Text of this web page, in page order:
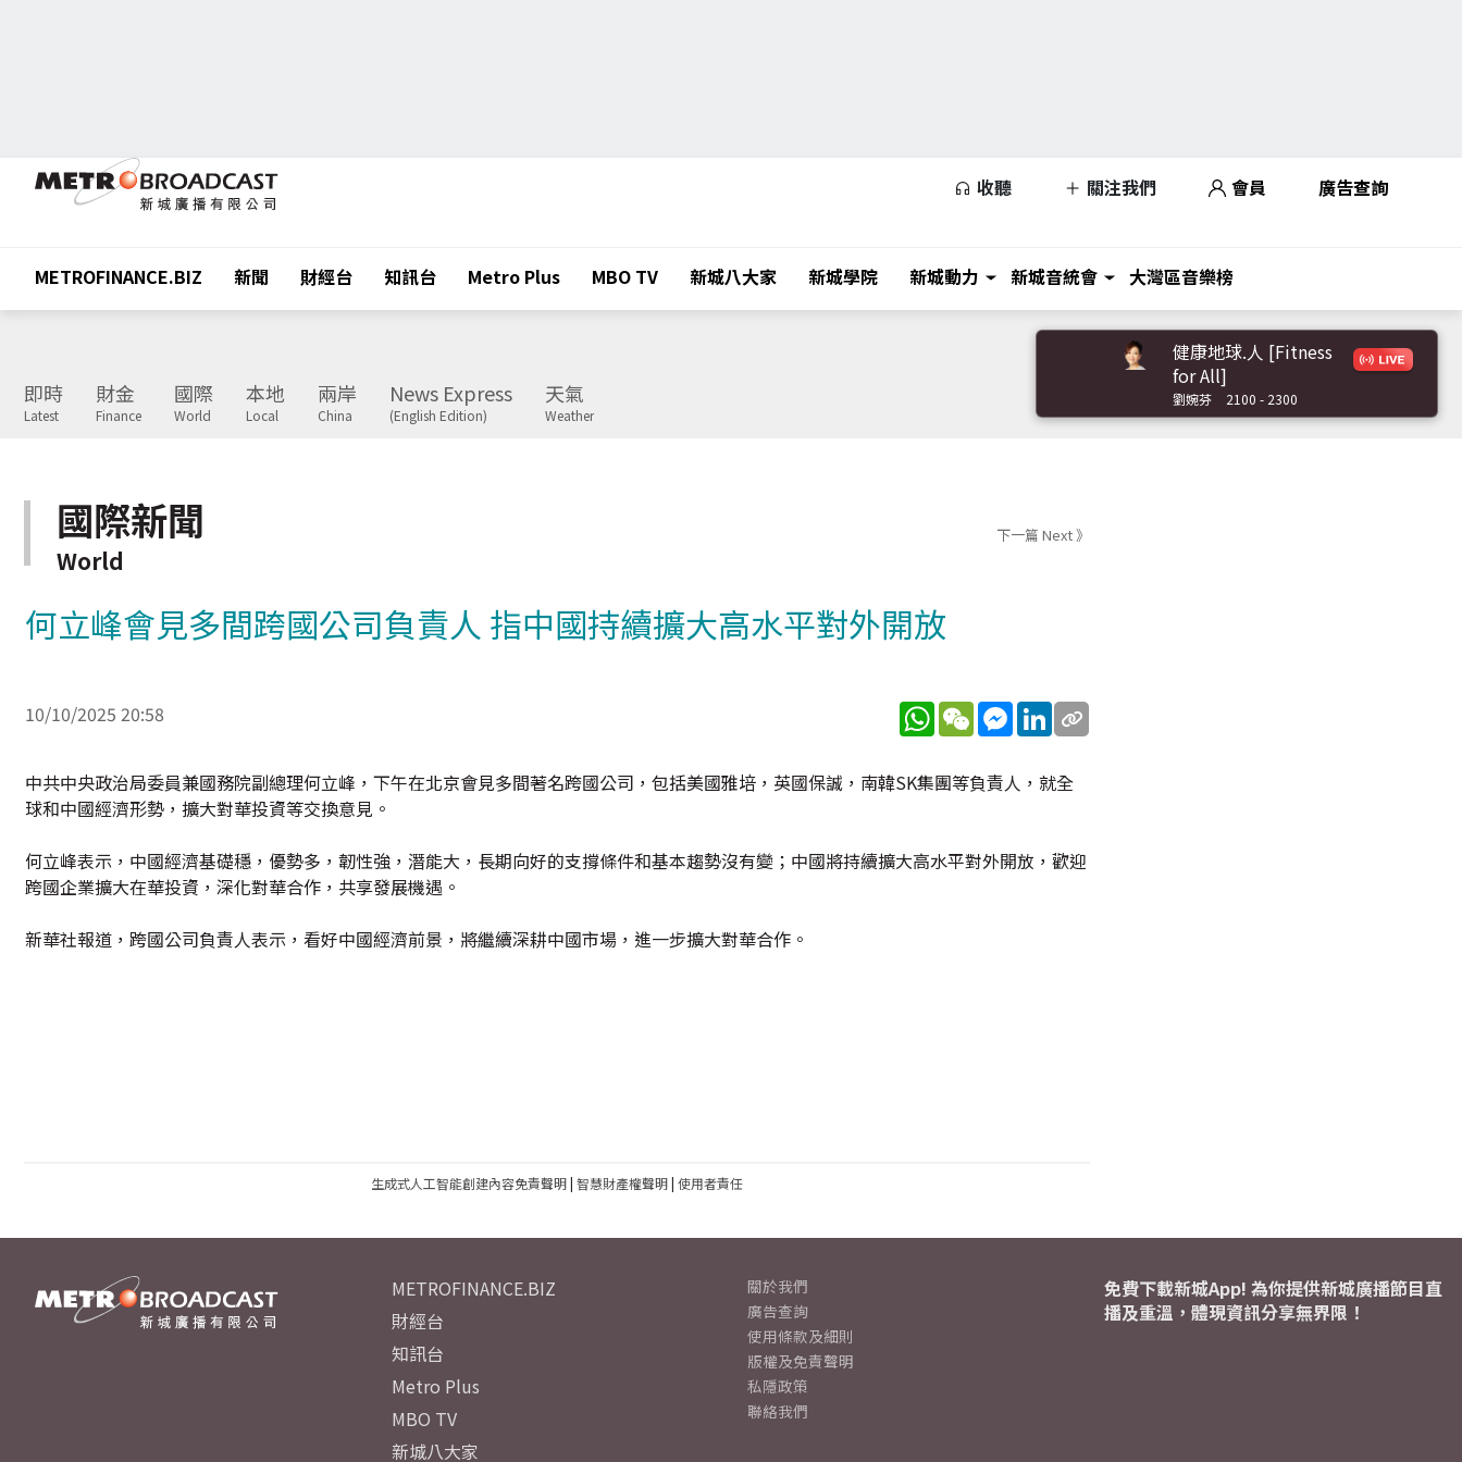
收聽 關注我們 會員 廣告查詢
METROFINANCE.BIZ 新聞 財經台 知訊台 Metro Plus MBO TV 新城八大家 新城學院 新城動力 新城音統會 大灣區音樂榜
即時
Latest
財金
Finance
國際
World
本地
Local
兩岸
China
News Express
(English Edition)
天氣
Weather
健康地球.人 [Fitness
for All]
劉婉芬 2100 - 2300
國際新聞
World
下一篇 Next 》
何立峰會見多間跨國公司負責人 指中國持續擴大高水平對外開放
10/10/2025 20:58 WhatsApp
WeChatMessenger
LinkedIn
中共中央政治局委員兼國務院副總理何立峰，下午在北京會見多間著名跨國公司，包括美國雅培，英國保誠，南韓SK集團等負責人，就全
球和中國經濟形勢，擴大對華投資等交換意見。
何立峰表示，中國經濟基礎穩，優勢多，韌性強，潛能大，長期向好的支撐條件和基本趨勢沒有變；中國將持續擴大高水平對外開放，歡迎
跨國企業擴大在華投資，深化對華合作，共享發展機遇。
新華社報道，跨國公司負責人表示，看好中國經濟前景，將繼續深耕中國市場，進一步擴大對華合作。
生成式人工智能創建內容免責聲明| 智慧財產權聲明| 使用者責任
METROFINANCE.BIZ
財經台
知訊台
Metro Plus
MBO TV
新城八大家
關於我們
廣告查詢
使用條款及細則
版權及免責聲明
私隱政策
聯絡我們
免費下載新城App! 為你提供新城廣播節目直
播及重溫，體現資訊分享無界限！